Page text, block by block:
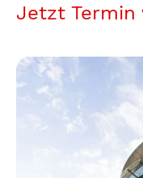
Jetzt Termin